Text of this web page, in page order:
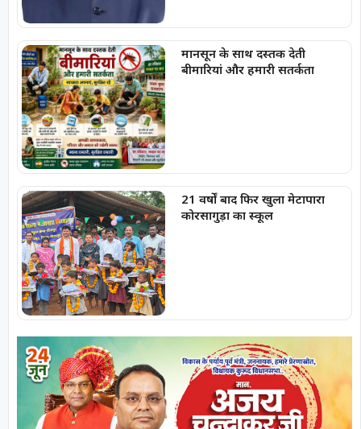
मानसून के साथ दस्तक देती
बीमारियां और हमारी सतर्कता
21 वर्षों बाद फिर खुला मेटापारा
कोरसागुड़ा का स्कूल